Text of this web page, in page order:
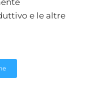
e le altre